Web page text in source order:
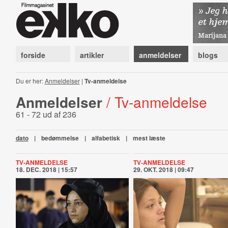
forside artikler anmeldelser blogs
Du er her:Anmeldelser| Tv-anmeldelse
Anmeldelser / Tv-anmeldelse
61 - 72 ud af 236
dato | bedømmelse | alfabetisk | mest læste
TV-ANMELDELSE
18. DEC. 2018 | 15:57
TV-ANMELDELSE
29. OKT. 2018 | 09:47